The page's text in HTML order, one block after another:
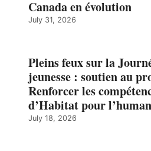
Canada en évolution
July 31, 2026
Pleins feux sur la
jeunesse : soutien au
Renforcer les
d’Habitat pour
July 18, 2026